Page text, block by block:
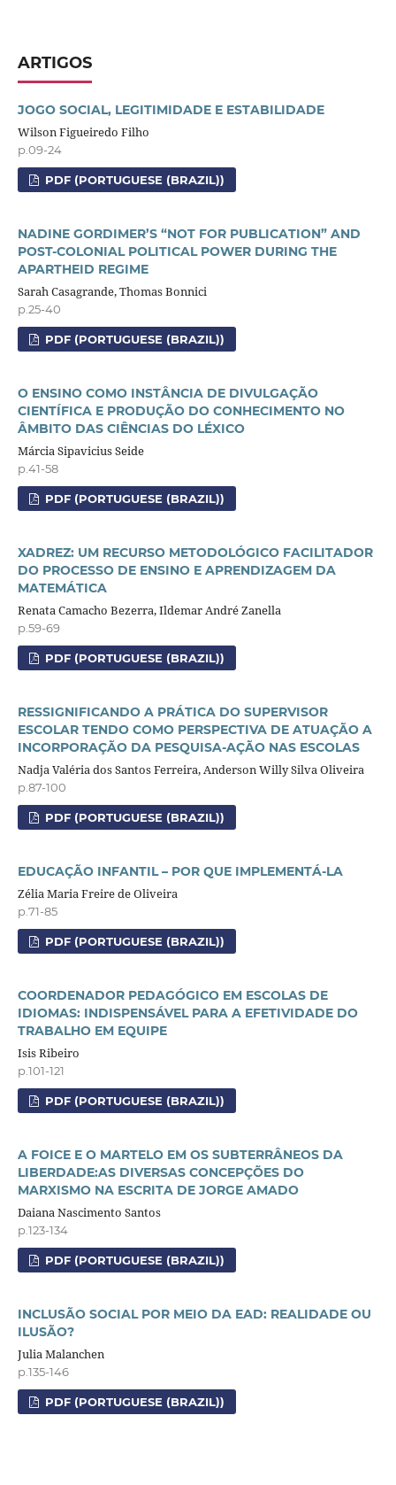
ARTIGOS
JOGO SOCIAL, LEGITIMIDADE E ESTABILIDADE
Wilson Figueiredo Filho
p.09-24
PDF (PORTUGUESE (BRAZIL))
NADINE GORDIMER’S “NOT FOR PUBLICATION” AND
POST-COLONIAL POLITICAL POWER DURING THE
APARTHEID REGIME
Sarah Casagrande, Thomas Bonnici
p.25-40
PDF (PORTUGUESE (BRAZIL))
O ENSINO COMO INSTÂNCIA DE DIVULGAÇÃO
CIENTÍFICA E PRODUÇÃO DO CONHECIMENTO NO
ÂMBITO DAS CIÊNCIAS DO LÉXICO
Márcia Sipavicius Seide
p.41-58
PDF (PORTUGUESE (BRAZIL))
XADREZ: UM RECURSO METODOLÓGICO FACILITADOR
DO PROCESSO DE ENSINO E APRENDIZAGEM DA
MATEMÁTICA
Renata Camacho Bezerra, Ildemar André Zanella
p.59-69
PDF (PORTUGUESE (BRAZIL))
RESSIGNIFICANDO A PRÁTICA DO SUPERVISOR
ESCOLAR TENDO COMO PERSPECTIVA DE ATUAÇÃO A
INCORPORAÇÃO DA PESQUISA-AÇÃO NAS ESCOLAS
Nadja Valéria dos Santos Ferreira, Anderson Willy Silva Oliveira
p.87-100
PDF (PORTUGUESE (BRAZIL))
EDUCAÇÃO INFANTIL – POR QUE IMPLEMENTÁ-LA
Zélia Maria Freire de Oliveira
p.71-85
PDF (PORTUGUESE (BRAZIL))
COORDENADOR PEDAGÓGICO EM ESCOLAS DE
IDIOMAS: INDISPENSÁVEL PARA A EFETIVIDADE DO
TRABALHO EM EQUIPE
Isis Ribeiro
p.101-121
PDF (PORTUGUESE (BRAZIL))
A FOICE E O MARTELO EM OS SUBTERRÂNEOS DA
LIBERDADE:AS DIVERSAS CONCEPÇÕES DO
MARXISMO NA ESCRITA DE JORGE AMADO
Daiana Nascimento Santos
p.123-134
PDF (PORTUGUESE (BRAZIL))
INCLUSÃO SOCIAL POR MEIO DA EAD: REALIDADE OU
ILUSÃO?
Julia Malanchen
p.135-146
PDF (PORTUGUESE (BRAZIL))